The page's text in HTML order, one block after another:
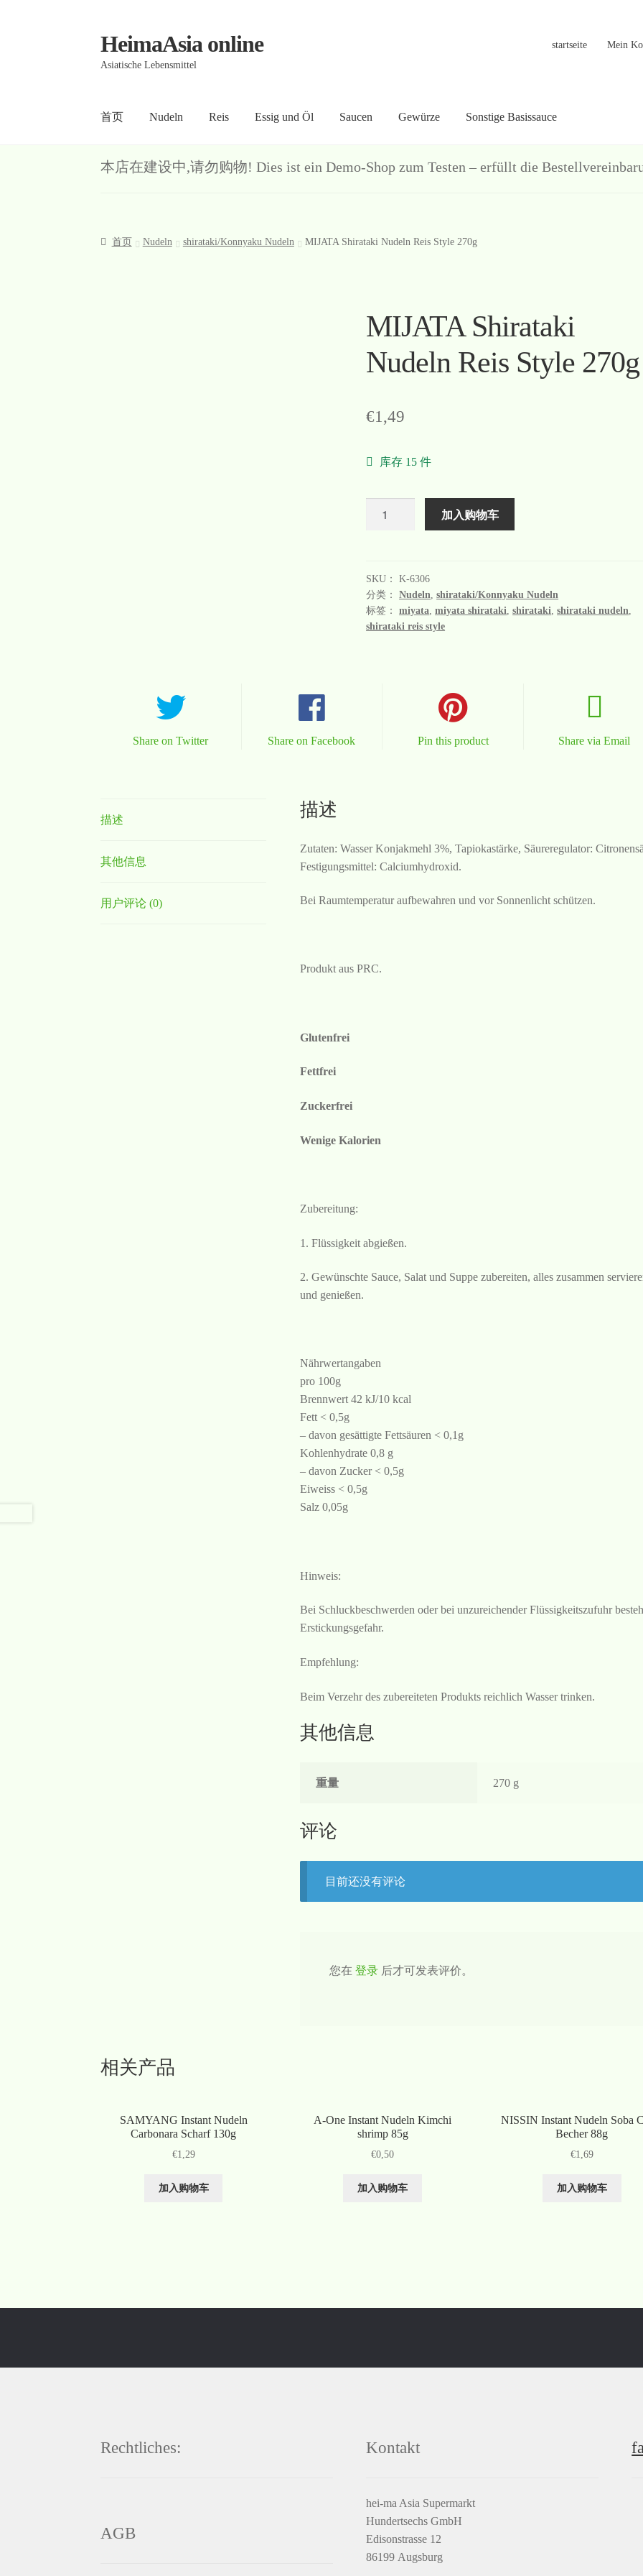
Skip
Skip
HeimaAsia online
Asiatische Lebensmittel
startseite Mein
首页 Nudeln Reis Essig und Öl Saucen Gewürze Sonstige Basissauce
首页About AGB Contact Datenschutz Kasse Mein Konto Warenkorb Welcome Widerrufsformular 关于 联系
本店在建设中,请勿购物! Dies ist ein Demo-Shop zum Testen – erfüllt die
首页 Nudeln shirataki/Konnyaku Nudeln MIJATA Shirataki Nudeln Reis Style 270g
MIJATA Shirataki
Nudeln Reis Style 270g
€1,49
库存 15 件
加入购物车
SKU：K-6306
分类：Nudeln ,shirataki/Konnyaku Nudeln
标签：miyata ,miyata shirataki ,shirataki ,shirataki nudeln
shirataki reis style
Share on Twitter Share on Facebook Pin this product Share via Email
描述
其他信息
用户评论 (0)
描述
Zutaten: Wasser Konjakmehl 3%, Tapiokastärke, Säureregulator:
Festigungsmittel: Calciumhydroxid.
Bei Raumtemperatur aufbewahren und vor Sonnenlicht schützen.
Produkt aus PRC.
Glutenfrei
Fettfrei
Zuckerfrei
Wenige Kalorien
Zubereitung:
1. Flüssigkeit abgießen.
2. Gewünschte Sauce, Salat und Suppe zubereiten, alles zusammen
und genießen.
Nährwertangaben
pro 100g
Brennwert 42 kJ/10 kcal
Fett < 0,5g
– davon gesättigte Fettsäuren < 0,1g
Kohlenhydrate 0,8 g
– davon Zucker < 0,5g
Eiweiss < 0,5g
Salz 0,05g
Hinweis:
Bei Schluckbeschwerden oder bei unzureichender Flüssigkeitszufuhr
Erstickungsgefahr.
Empfehlung:
Beim Verzehr des zubereiteten Produkts reichlich Wasser trinken.
其他信息
重量 270 g
评论
目前还没有评论
您在登录 后才可发表评价。
相关产品
SAMYANG Instant Nudeln
Carbonara Scharf 130g
€1,29
加入购物车
A-One Instant Nudeln Kimchi
shrimp 85g
€0,50
加入购物车
NISSIN Instant Nudeln Soba
Becher 88g
€1,69
加入购物车
Rechtliches:
AGB
Kontakt
hei-ma Asia Supermarkt
Hundertsechs GmbH
Edisonstrasse 12
86199 Augsburg